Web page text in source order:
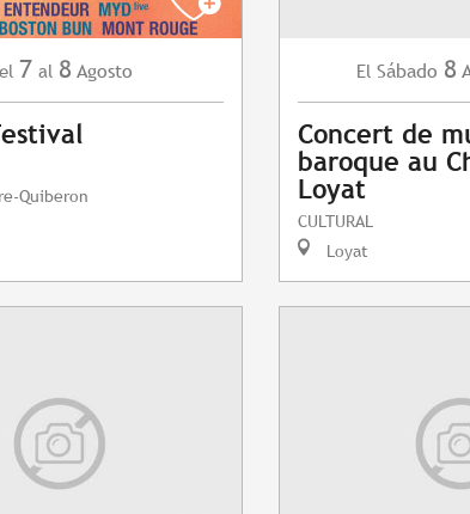
7 al 8 Agosto
Quiberon
El Sábado 8
Concert de
baroque au
Loyat
CULTURAL
Loyat